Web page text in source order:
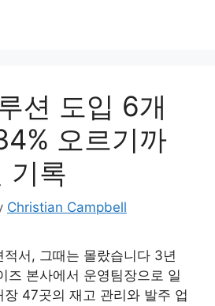
션 도입 6개
오르기까
기록
Christian Campbell
서, 그때는 몰랐습니다 3년
즈 본사에서 운영팀장으로 일
47곳의 재고 관리와 발주 업